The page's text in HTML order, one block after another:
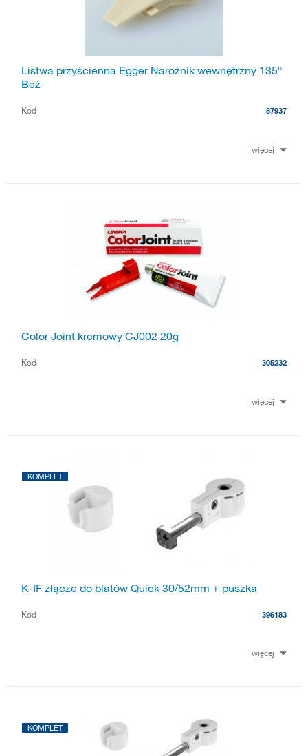
Listwa przyścienna Egger Narożnik wewnętrzny 135°
Beż
Kod 87937
więcej
Color Joint kremowy CJ002 20g
Kod 305232
więcej
KOMPLET
K-IF złącze do blatów Quick 30/52mm + puszka
Kod 396183
więcej
KOMPLET